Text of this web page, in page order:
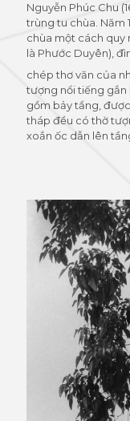
Nguyễn Phúc Chu
trùng tu chùa. Năm
chùa một cách quy
là Phước Duyên),
chép thơ văn của
tượng nổi tiếng gắn
gồm bảy tầng,
tháp đều có thờ
xoắn ốc dẫn lên